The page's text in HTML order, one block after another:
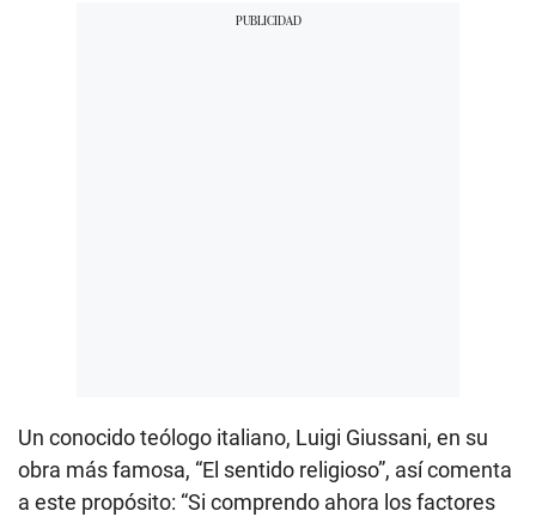
Un conocido teólogo italiano, Luigi Giussani, en su
obra más famosa, “El sentido religioso”, así comenta
a este propósito: “Si comprendo ahora los factores